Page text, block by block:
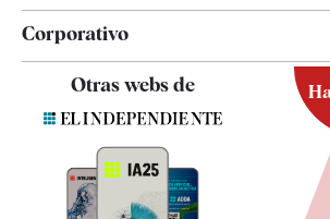
Corporativo
Quiénes somos
Otras webs de